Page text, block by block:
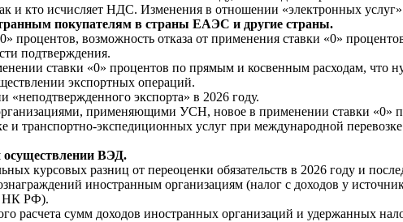
и кто исчисляет НДС. Изменения в отношении «электронных
покупателям в страны ЕАЭС и другие страны.
процентов, возможность отказа от применения ставки «0»
подтверждения.
ставки «0» процентов по прямым и косвенным расходам, что
экспортных операций.
экспорта» в 2026 году.
применяющими УСН, новое в применении ставки «0»
транспортно-экспедиционных услуг при международной
осуществлении ВЭД.
курсовых разниц от переоценки обязательств в 2026 году и
иностранным организациям (налог с доходов у
НК РФ).
расчета сумм доходов иностранных организаций и удержанных